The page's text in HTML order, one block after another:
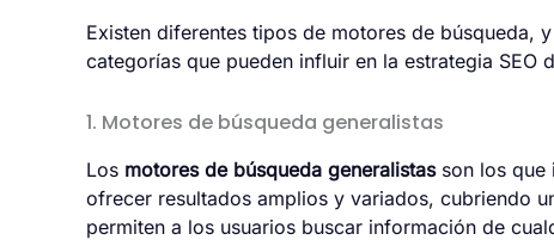
Existen diferentes tipos de motores de búsqueda,
categorías que pueden influir en la estrategia SEO
1. Motores de búsqueda generalistas
Los motores de búsqueda generalistasson los que
ofrecer resultados amplios y variados, cubriendo
permiten a los usuarios buscar información de